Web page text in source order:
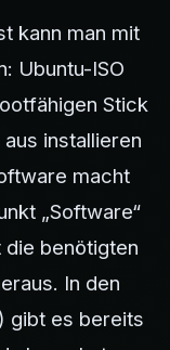
kann man mit
Ubuntu-ISO
Stick
installieren
macht
„Software“
die benötigten
In den
gibt es bereits